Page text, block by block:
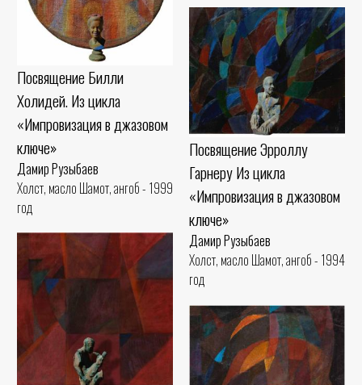
Посвящение Билли
Холидей. Из цикла
«Импровизация в джазовом
ключе»
Дамир Рузыбаев
Холст, масло Шамот, ангоб - 1999
год
Посвящение Эрроллу
Гарнеру Из цикла
«Импровизация в джазовом
ключе»
Дамир Рузыбаев
Холст, масло Шамот, ангоб - 1994
год